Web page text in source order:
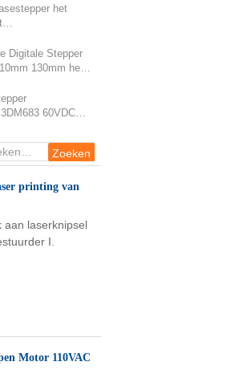
het
Digitale Stepper
130mm het
60VDC
printing van
aan laserknipsel
I.
Motor 110VAC